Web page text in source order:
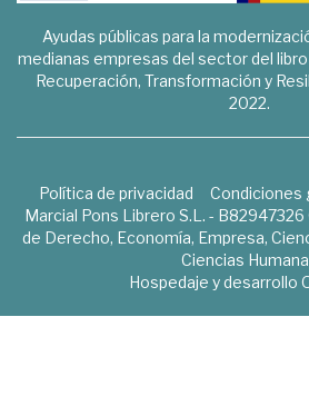
Ayudas públicas para la
medianas empresas del sector del
Recuperación, Transformación y
2022.
Política de privacidad Condiciones
Marcial Pons Librero S.L. -
de Derecho, Economía, Empresa,
Ciencias
Hospedaje y desarrollo